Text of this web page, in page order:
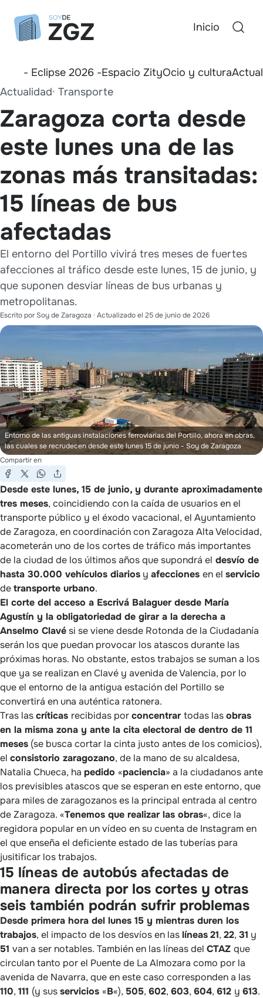
Inicio
- Eclipse 2026 -Espacio ZityOcio y cultura
Actualidad Transporte
Zaragoza corta desde
este lunes una de las
zonas más transitadas:
15 líneas de bus
afectadas
El entorno del Portillo vivirá tres meses de fuertes
afecciones al tráfico desde este lunes, 15 de junio, y
que suponen desviar líneas de bus urbanas y
metropolitanas.
Escrito porSoy de Zaragoza · Actualizado el 25 de junio de 2026
Entorno de las antiguas instalaciones ferroviarias del Portillo, ahora en obras,
las cuales se recrudecen desde este lunes 15 de junio - Soy de Zaragoza
Compartir en
Desde este lunes, 15 de junio, y durante aproximadamente
tres meses, coincidiendo con la caída de usuarios en el
transporte público y el éxodo vacacional, el Ayuntamiento
de Zaragoza, en coordinación con Zaragoza Alta Velocidad,
acometerán uno de los cortes de tráfico más importantes
de la ciudad de los últimos años que supondrá el desvío de
hasta 30.000 vehículos diarios y afecciones en el servicio
detransporte urbano.
El corte del acceso a Escrivá Balaguer desde María
Agustín y la obligatoriedad de girar a la derecha a
Anselmo Clavé si se viene desde Rotonda de la Ciudadanía
serán los que puedan provocar los atascos durante las
próximas horas. No obstante, estos trabajos se suman a los
que ya se realizan en Clavé y avenida de Valencia, por lo
que el entorno de la antigua estación del Portillo se
convertirá en una auténtica ratonera.
Tras lascríticas recibidas porconcentrartodas lasobras
en la misma zona y ante la cita electoral de dentro de 11
meses (se busca cortar la cinta justo antes de los comicios),
el consistorio zaragozano, de la mano de su alcaldesa,
Natalia Chueca, ha pedido «paciencia» a la ciudadanos ante
los previsibles atascos que se esperan en este entorno, que
para miles de zaragozanos es la principal entrada al centro
de Zaragoza. «Tenemos que realizar las obras«, dice la
regidora popular en un vídeo en su cuenta de Instagram en
el que enseña el deficiente estado de las tuberías para
jusitificar los trabajos.
15 líneas de autobús afectadas de
manera directa por los cortes y otras
seis también podrán sufrir problemas
Desde primera hora del lunes 15 y mientras duren los
trabajos, el impacto de los desvíos en laslíneas21, 22, 31 y
51 van a ser notables. También en las líneas del CTAZ que
circulan tanto por el Puente de La Almozara como por la
avenida de Navarra, que en este caso corresponden a las
110, 111 (y susservicios «B«), 505, 602, 603, 604, 612 y 613.